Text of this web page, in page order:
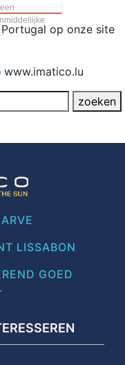
op onze site
www.imatico.lu
LISSABON
GOED